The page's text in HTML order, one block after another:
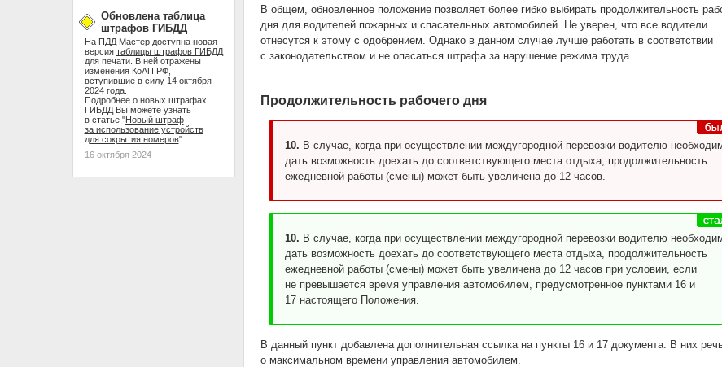
Обновлена таблица
штрафов ГИБДД
На ПДД Мастер доступна новая
версия таблицы штрафов ГИБДД
для печати. В ней отражены
изменения КоАП РФ,
вступившие в силу 14 октября
2024 года.
Подробнее о новых штрафах
ГИБДД Вы можете узнать
в статье "Новый штраф
за использование устройств
для сокрытия номеров".
16 октября 2024
В общем, обновленное положение позволяет более гибко выбирать продолжительность
дня для водителей пожарных и спасательных автомобилей. Не уверен, что все водители
отнесутся к этому с одобрением. Однако в данном случае лучше работать в соответствии
с законодательством и не опасаться штрафа за нарушение режима труда.
Продолжительность рабочего дня
10. В случае, когда при осуществлении междугородной перевозки водителю
дать возможность доехать до соответствующего места отдыха, продолжительность
ежедневной работы (смены) может быть увеличена до 12 часов.
10. В случае, когда при осуществлении междугородной перевозки водителю
дать возможность доехать до соответствующего места отдыха, продолжительность
ежедневной работы (смены) может быть увеличена до 12 часов при условии, если
не превышается время управления автомобилем, предусмотренное пунктами 16 и
17 настоящего Положения.
В данный пункт добавлена дополнительная ссылка на пункты 16 и 17 документа. В них
о максимальном времени управления автомобилем.